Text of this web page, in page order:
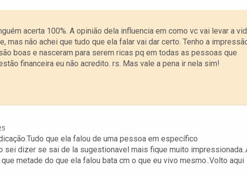
acerta 100%. A opinião dela influencia em como vc vai levar a
mas não achei que tudo que ela falar vai dar certo. Tenho a
boas e nasceram para serem ricas pq em todas as pessoas que
financeira eu não acredito. rs. Mas vale a pena ir nela sim!
que ela falou de uma pessoa em específico
sei dizer se sai de la sugestionavel mais fique muito
metade do que ela falou bata cm o que eu vivo mesmo..Volto aqui